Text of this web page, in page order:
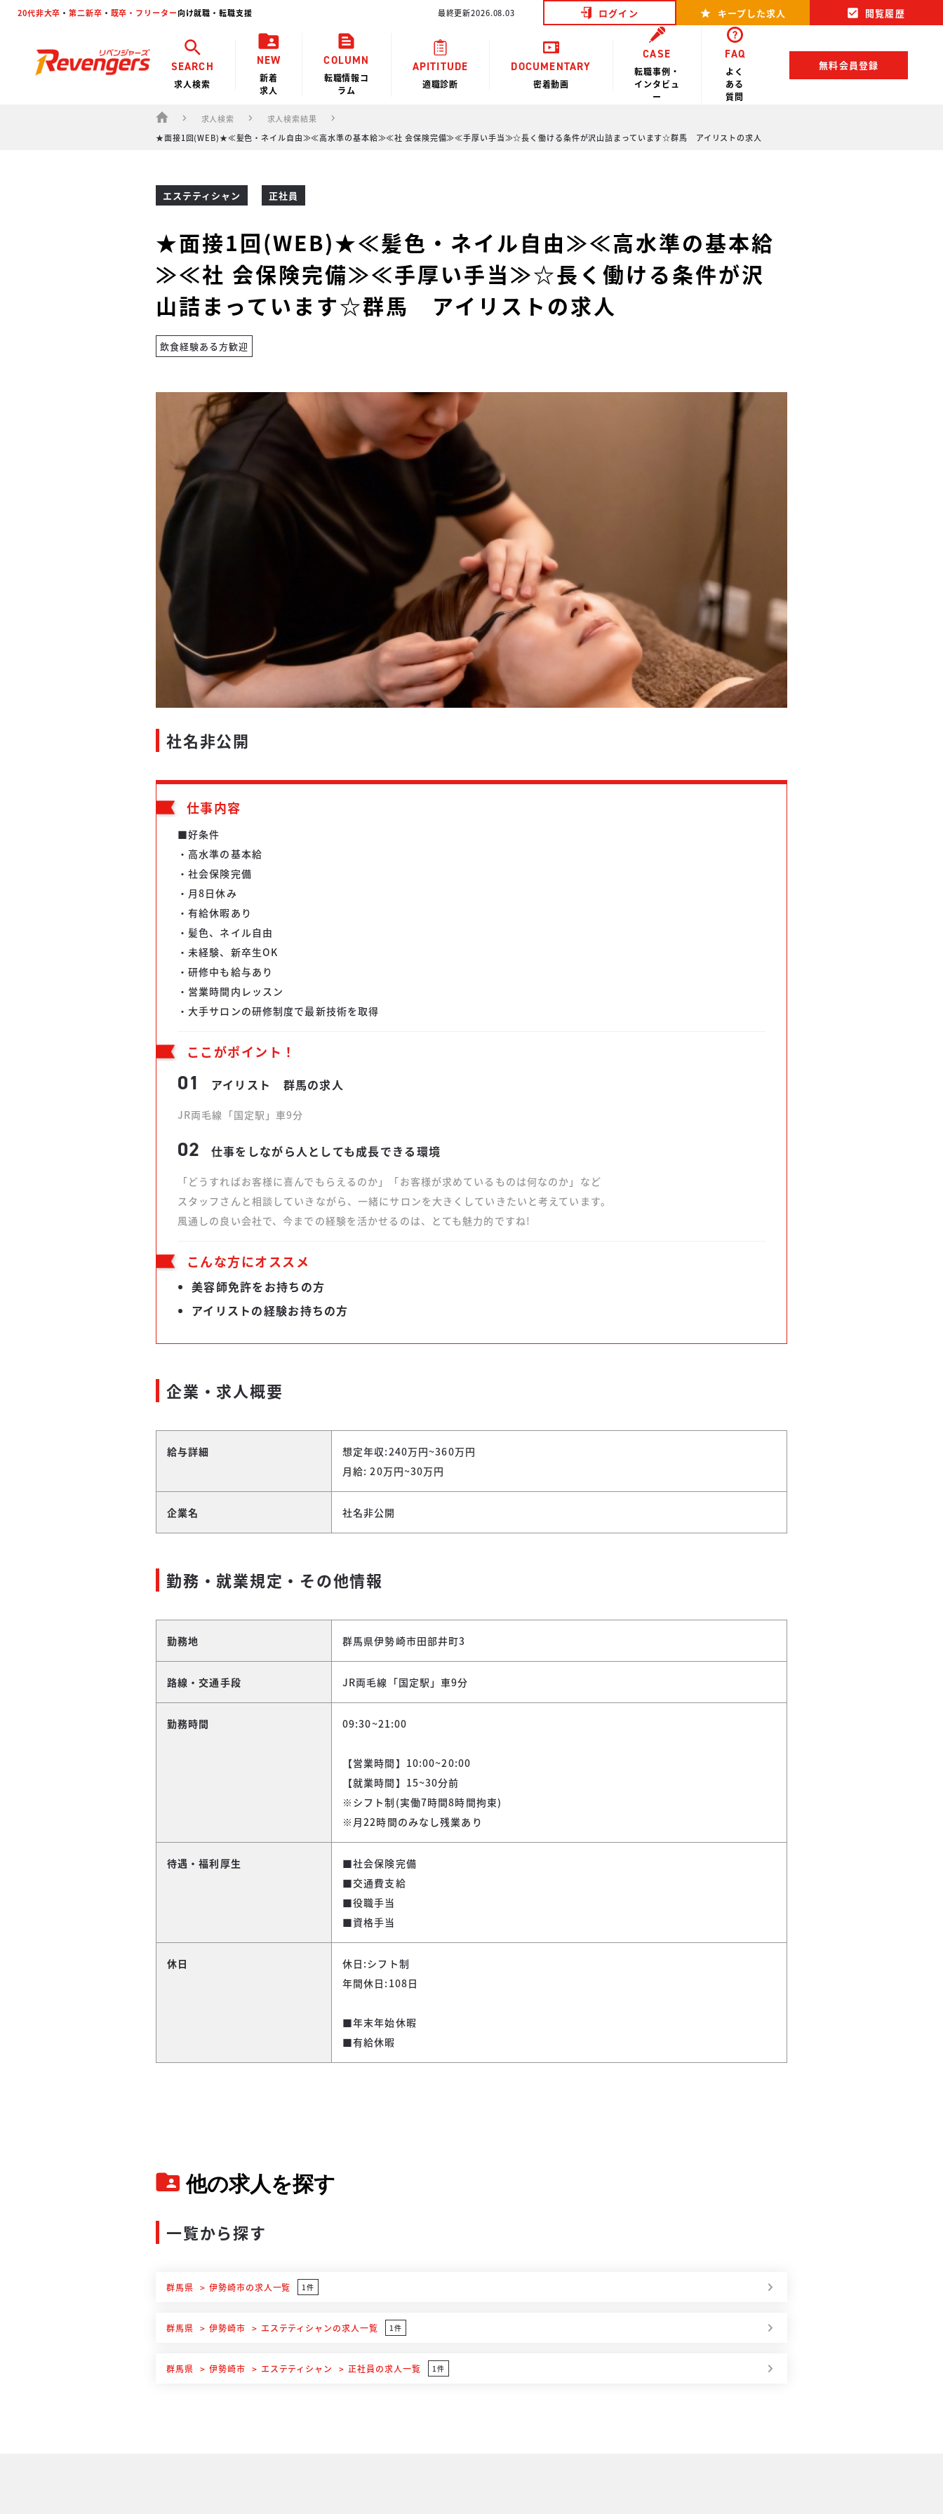
20代非大卒 ・第二新卒 ・ 既卒・フリーター向け就職・転職支援 最終更新2026.08.03 ログイン キープした求人 閲覧履歴
SEARCH
求人検索
NEW
新着
求人
COLUMN
転職情報コ
ラム
APITITUDE
適職診断
DOCUMENTARY
密着動画
CASE
転職事例・
インタビュ
ー
FAQ
よく
ある
質問
無料会員登録
求人検索
求人検索結果
★面接1回(WEB)★≪髪色・ネイル自由≫≪高水準の基本給≫≪社 会保険完備≫≪手厚い手当≫☆長く働ける条件が沢山詰まっています☆群馬 アイリストの求人
エステティシャン 正社員
★面接1回(WEB)★≪髪色・ネイル自由≫≪高水準の基本給
≫≪社 会保険完備≫≪手厚い手当≫☆長く働ける条件が沢
山詰まっています☆群馬 アイリストの求人
飲食経験ある方歓迎
社名非公開
仕事内容
■好条件
・高水準の基本給
・社会保険完備
・月8日休み
・有給休暇あり
・髪色、ネイル自由
・未経験、新卒生OK
・研修中も給与あり
・営業時間内レッスン
・大手サロンの研修制度で最新技術を取得
ここがポイント！
01 アイリスト 群馬の求人
JR両毛線「国定駅」車9分
02 仕事をしながら人としても成長できる環境
「どうすればお客様に喜んでもらえるのか」「お客様が求めているものは何なのか」など
スタッフさんと相談していきながら、一緒にサロンを大きくしていきたいと考えています。
風通しの良い会社で、今までの経験を活かせるのは、とても魅力的ですね!
こんな方にオススメ
美容師免許をお持ちの方
アイリストの経験お持ちの方
企業・求人概要
給与詳細
想定年収:240万円~360万円
月給: 20万円~30万円
企業名 社名非公開
勤務・就業規定・その他情報
勤務地 群馬県伊勢崎市田部井町3
路線・交通手段 JR両毛線「国定駅」車9分
勤務時間 09:30~21:00
【営業時間】10:00~20:00
【就業時間】15~30分前
※シフト制(実働7時間8時間拘束)
※月22時間のみなし残業あり
待遇・福利厚生
■社会保険完備
■交通費支給
■役職手当
■資格手当
休日
休日:シフト制
年間休日:108日
■年末年始休暇
■有給休暇
他の求人を探す
一覧から探す
群馬県 伊勢崎市の求人一覧 1件
群馬県 伊勢崎市 エステティシャンの求人一覧 1件
群馬県 伊勢崎市 エステティシャン 正社員の求人一覧 1件